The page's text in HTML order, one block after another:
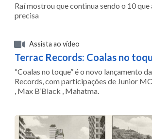
Raí mostrou que continua sendo o 10 que
precisa
Assista ao vídeo
Terrac Records: Coalas no
“Coalas no toque” é o novo lançamento
Records, com participações de Junior
, Max B’Black , Mahatma.